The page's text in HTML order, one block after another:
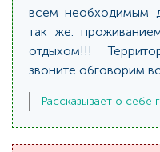
всем необходимым
так же:
отдыхом!!!
звоните обговорим
Рассказывает о себе